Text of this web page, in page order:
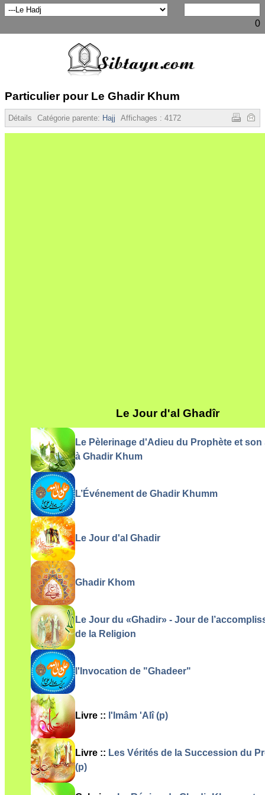
0
Particulier pour Le Ghadir Khum
Détails Catégorie parente: Hajj Affichages : 4172
Le Jour d'al Ghadîr
Le Pèlerinage d'Adieu du Prophète et son
à Ghadir Khum
L’Événement de Ghadir Khumm
Le Jour d'al Ghadir
Ghadir Khom
Le Jour du «Ghadir» - Jour de
de la Religion
l'Invocation de "Ghadeer"
Livre :: l'Imâm 'Alî (p)
Livre :: Les Vérités de la Succession du
(p)